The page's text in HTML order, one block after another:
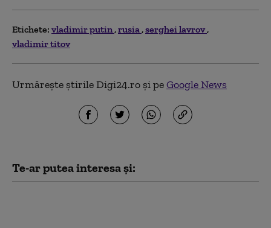
Etichete: vladimir putin rusia serghei lavrov
vladimir titov
Urmărește știrile Digi24.ro și peGoogle News
Te-ar putea interesa și: